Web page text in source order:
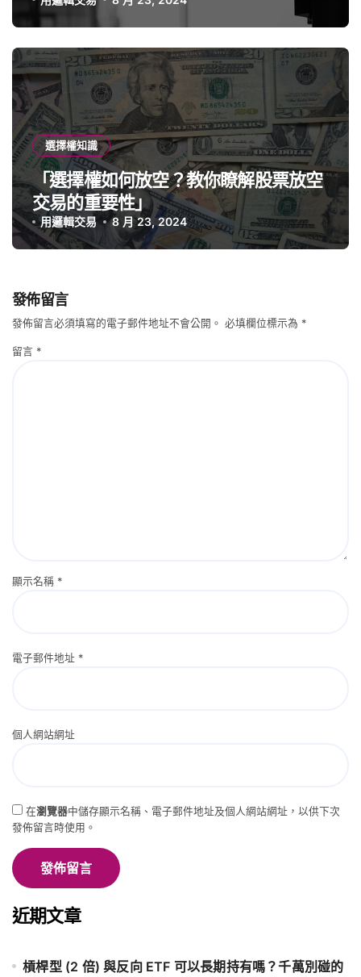
選擇權知識
「選擇權如何放空？教你瞭解股票放空
交易的重要性」
用邏輯交易 8 月 23, 2024
發佈留言
發佈留言必須填寫的電子郵件地址不會公開。 必填欄位標示為 *
留言 *
顯示名稱 *
電子郵件地址 *
個人網站網址
在瀏覽器中儲存顯示名稱、電子郵件地址及個人網站網址，以供下次
發佈留言時使用。
近期文章
槓桿型 (2 倍) 與反向 ETF 可以長期持有嗎？千萬別碰的